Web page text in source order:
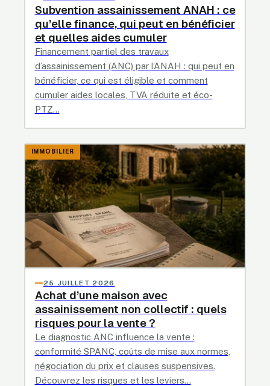
Subvention assainissement ANAH : ce
qu’elle finance, qui peut en bénéficier
et quelles aides cumuler
Financement partiel des travaux
d’assainissement (ANC) par l’ANAH : qui peut en
bénéficier, ce qui est éligible et comment
cumuler aides locales, TVA réduite et éco-
PTZ…
IMMOBILIER
Achat d’une maison avec
assainissement non collectif : quels
risques pour la vente ?
25 JUILLET 2026
Le diagnostic ANC influence la vente :
conformité SPANC, coûts de mise aux normes,
négociation du prix et clauses suspensives.
Découvrez les risques et les leviers…